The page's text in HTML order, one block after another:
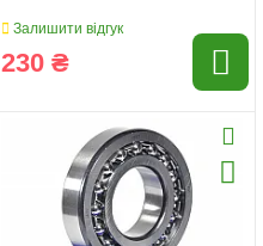
Залишити відгук
230 ₴